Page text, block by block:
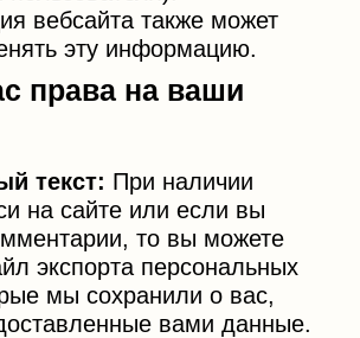
вебсайта также может
эту информацию.
права на ваши
текст: При наличии
на сайте или если вы
то вы можете
экспорта персональных
мы сохранили о вас,
вами данные.